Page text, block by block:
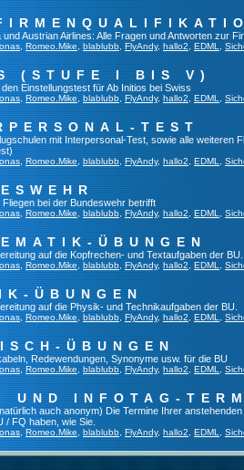
Austrian Airlines: Alle Fragen und Antworten zur
Romeo.Mike blablubb FlyAndy, hallo2 EDML
(STUFE I BIS V)
Einstellungstest für Ab Initios bei Swiss
Romeo.Mike blablubb FlyAndy, hallo2 EDML
TEST
mit Interpersonal-Test, sowie alle weiteren
Romeo.Mike blablubb FlyAndy, hallo2 EDML
bei der Bundeswehr betrifft
Romeo.Mike blablubb FlyAndy, hallo2 EDML
ÜBUNGEN
auf die Kopfrechen- und Textaufgaben der BU.
Romeo.Mike blablubb FlyAndy, hallo2 EDML
ÜBUNGEN
auf die Physik- und Technikaufgaben der BU.
Romeo.Mike blablubb FlyAndy, hallo2 EDML
ÜBUNGEN
Redewendungen, Synonyme usw. für die BU
Romeo.Mike blablubb FlyAndy, hallo2 EDML
UND INFOTAG-
auch anonym) Die Termine Ihrer
/ FQ haben, wie Sie.
Romeo.Mike blablubb FlyAndy, hallo2 EDML